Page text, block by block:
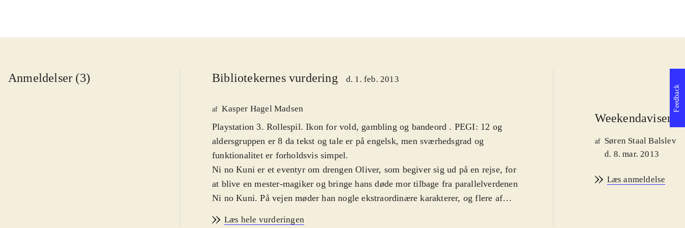
Anmeldelser (3) Bibliotekernes vurdering d. 1. feb. 2013
af Kasper Hagel Madsen
Playstation 3. Rollespil. Ikon for vold, gambling og bandeord . PEGI: 12 og
aldersgruppen er 8 da tekst og tale er på engelsk, men sværhedsgrad og
funktionalitet er forholdsvis simpel.
Ni no Kuni er et eventyr om drengen Oliver, som begiver sig ud på en rejse, for
at blive en mester-magiker og bringe hans døde mor tilbage fra parallelverdenen
Ni no Kuni. På vejen møder han nogle ekstraordinære karakterer, og flere af
Læs hele vurderingen
Weekendavisen
af
Søren Staal Balslev
d. 8. mar. 2013
Læs anmeldelse
Feedback